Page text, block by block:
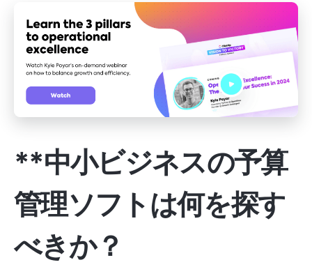
**中小ビジネスの予算
管理ソフトは何を探す
べきか？